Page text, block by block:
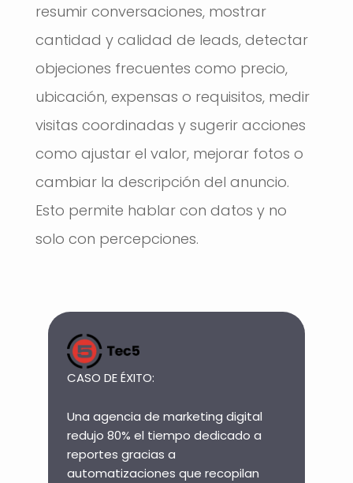
resumir conversaciones, mostrar
cantidad y calidad de leads, detectar
objeciones frecuentes como precio,
ubicación, expensas o requisitos, medir
visitas coordinadas y sugerir acciones
como ajustar el valor, mejorar fotos o
cambiar la descripción del anuncio.
Esto permite hablar con datos y no
solo con percepciones.
CASO DE ÉXITO:
Una agencia de marketing digital
redujo 80% el tiempo dedicado a
reportes gracias a
automatizaciones que recopilan